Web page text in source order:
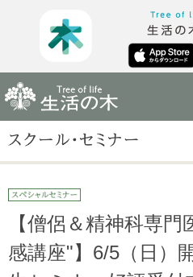
【僧侶＆精神科専
感講座"】6/5（日）